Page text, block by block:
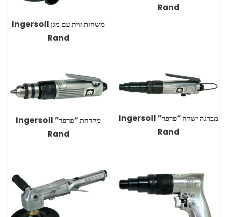
Rand
משחזת זוית עם מגן Ingersoll
Rand
מברגה ישרה “פרפר” Ingersoll
Rand
מקדחת “פרפר” Ingersoll
Rand